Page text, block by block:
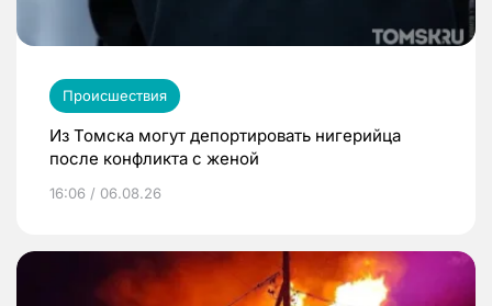
Происшествия
Из Томска могут депортировать нигерийца
после конфликта с женой
16:06 / 06.08.26